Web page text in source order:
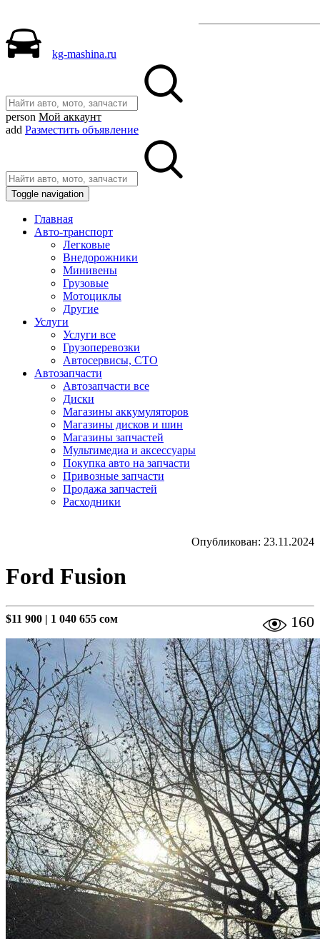
kg-mashina.ru
person Мой аккаунт
add Разместить объявление
Toggle navigation
Главная
Авто-транспорт
Легковые
Внедорожники
Минивены
Грузовые
Мотоциклы
Другие
Услуги
Услуги все
Грузоперевозки
Автосервисы, СТО
Автозапчасти
Автозапчасти все
Диски
Магазины аккумуляторов
Магазины дисков и шин
Магазины запчастей
Мультимедиа и аксессуары
Покупка авто на запчасти
Привозные запчасти
Продажа запчастей
Расходники
Опубликован: 23.11.2024
Ford Fusion
$11 900 | 1 040 655 сом 160